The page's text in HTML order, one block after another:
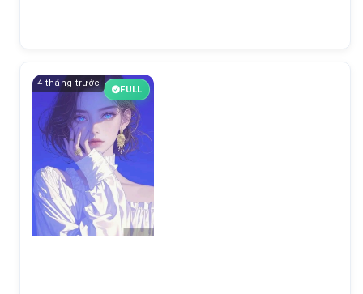
4 tháng trước
FULL